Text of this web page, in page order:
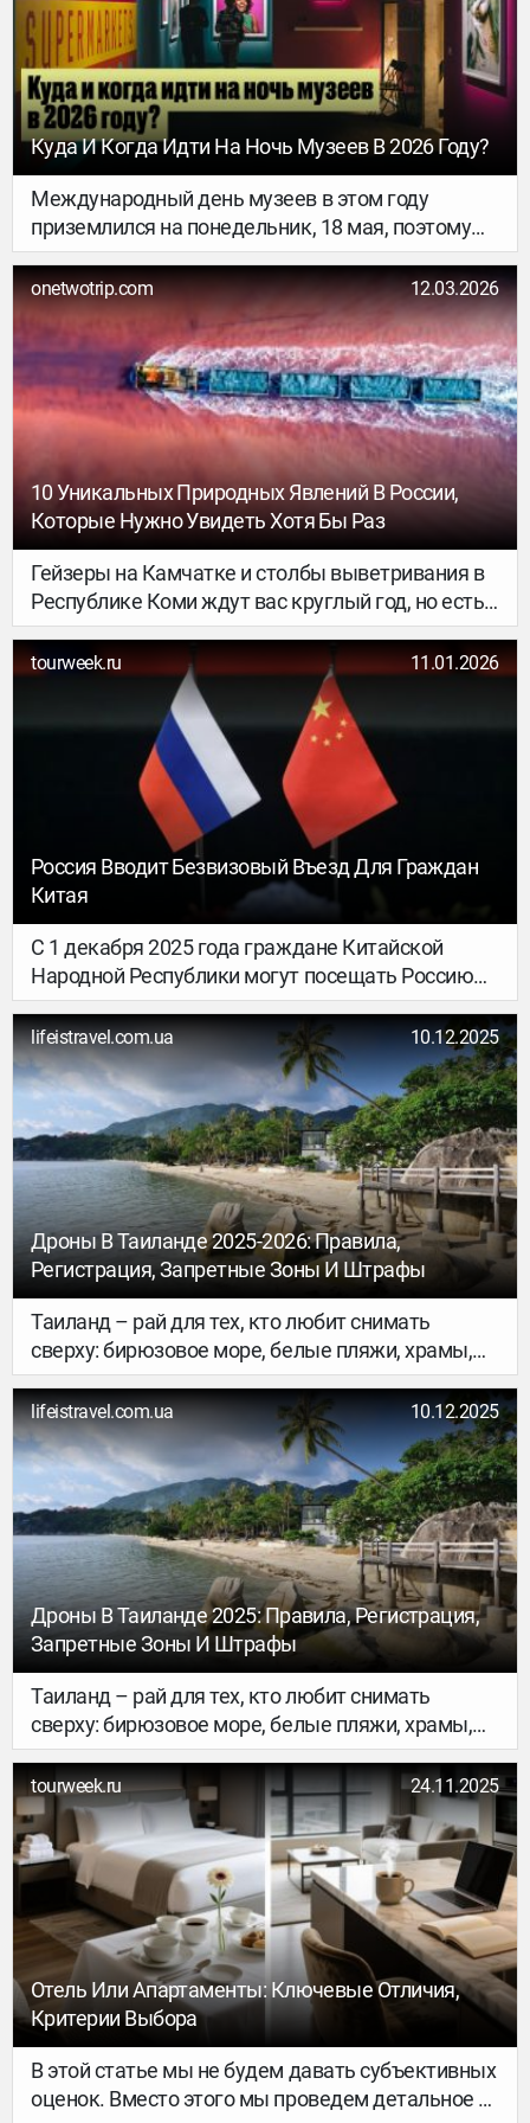
Куда И Когда Идти На Ночь Музеев В 2026 Году?
Международный день музеев в этом году
приземлился на понедельник, 18 мая, поэтому
Европа разделилась на два лагеря: тех, кому не
терпится, и тех, кто следует традициям (и
подражает примеру Франции). Часть городов
уже запланировала открыть двери арт-храмов в
эти выходные – 16 мая, остальные (не считая
Берлин, Вены, Амстердама, Будапешта, у
которых свое расписание) – 23-го. А нам-то что:
значит, крутых ивентов будет в два раза
больше! Разбираемся, куда, зачем и когда ехать,
и делимся нашими топ локациями.
onetwotrip.com 12.03.2026
10 Уникальных Природных Явлений В России,
Которые Нужно Увидеть Хотя Бы Раз
Гейзеры на Камчатке и столбы выветривания в
Республике Коми ждут вас круглый год, но есть
в нашей стране и такие чудеса природы,
которые можно увидеть всего пару недель или
чуть более месяца в году. Цветение маральника
на Алтае, волшебный лёд на Байкале, поля с
бутонами лотосов в дельте Волги,
стремительный ледоход на Лене — об этих и
других коротких, но красочных явлениях России
рассказываем в подборке.
tourweek.ru 11.01.2026
Россия Вводит Безвизовый Въезд Для Граждан
Китая
С 1 декабря 2025 года граждане Китайской
Народной Республики могут посещать Россию
без оформления визы. Решение закреплено
новым указом президента Российской
Федерации.
lifeistravel.com.ua 10.12.2025
Дроны В Таиланде 2025-2026: Правила,
Регистрация, Запретные Зоны И Штрафы
Таиланд – рай для тех, кто любит снимать
сверху: бирюзовое море, белые пляжи, храмы,
кокосы и пальмы. Но вместе с красотой
приходит и ответственность, тут очень строго
относятся к полётам дронов.
lifeistravel.com.ua 10.12.2025
Дроны В Таиланде 2025: Правила, Регистрация,
Запретные Зоны И Штрафы
Таиланд – рай для тех, кто любит снимать
сверху: бирюзовое море, белые пляжи, храмы,
кокосы и пальмы. Но вместе с красотой
приходит и ответственность, тут очень строго
относятся к полётам дронов.
tourweek.ru 24.11.2025
Отель Или Апартаменты: Ключевые Отличия,
Критерии Выбора
В этой статье мы не будем давать субъективных
оценок. Вместо этого мы проведем детальное и